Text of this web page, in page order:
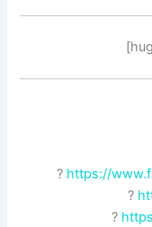
? https://
?
?